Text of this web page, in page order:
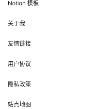
Notion 模板
关于我
友情链接
用户协议
隐私政策
站点地图